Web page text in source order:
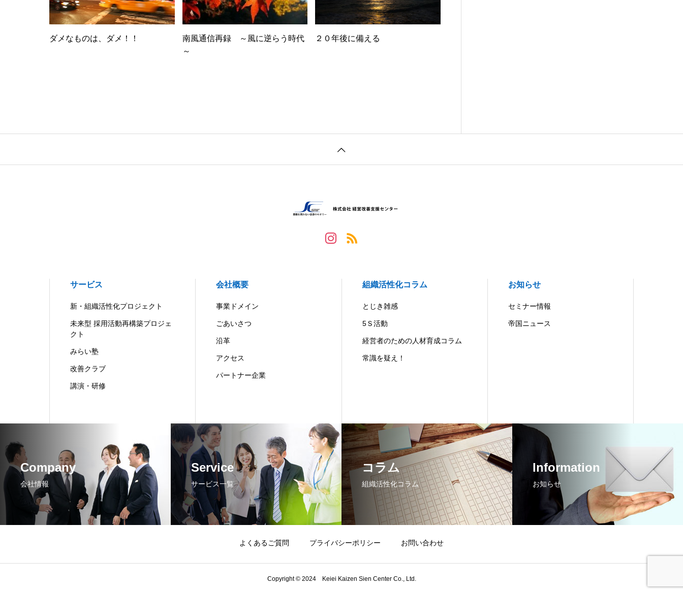
ダメなものは、ダメ！！
南風通信再録 ～風に逆らう時代
～
２０年後に備える
サービス
新・組織活性化プロジェクト
未来型 採用活動再構築プロジェ
クト
みらい塾
改善クラブ
講演・研修
会社概要
事業ドメイン
ごあいさつ
沿革
アクセス
パートナー企業
組織活性化コラム
とじき雑感
5Ｓ活動
経営者のための人材育成コラム
常識を疑え！
お知らせ
セミナー情報
帝国ニュース
Company
会社情報
Service
サービス一覧
コラム
組織活性化コラム
Information
お知らせ
よくあるご質問 プライバシーポリシー お問い合わせ
Copyright © 2024 Keiei Kaizen Sien Center Co., Ltd.